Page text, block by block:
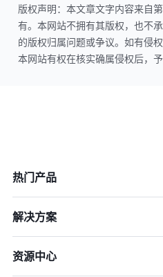
版权声明：本文章文字内容来自
有。本网站不拥有其版权，也不
的版权归属问题或争议。如有侵权
本网站有权在核实确属侵权后，予
热门产品
解决方案
资源中心